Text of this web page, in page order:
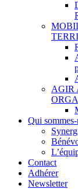
AGIR
Qui
Contact
Adhérer
Newsletter